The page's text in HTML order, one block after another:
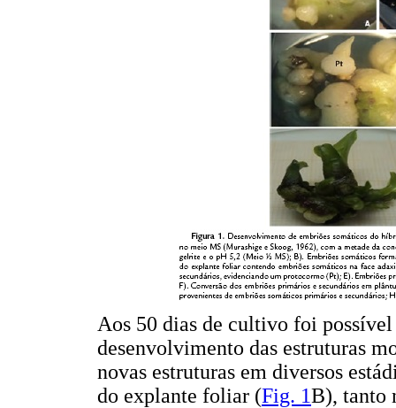
Aos 50 dias de cultivo foi
desenvolvimento das estruturas
novas estruturas em diversos
do explante foliar (Fig. 1B), tanto